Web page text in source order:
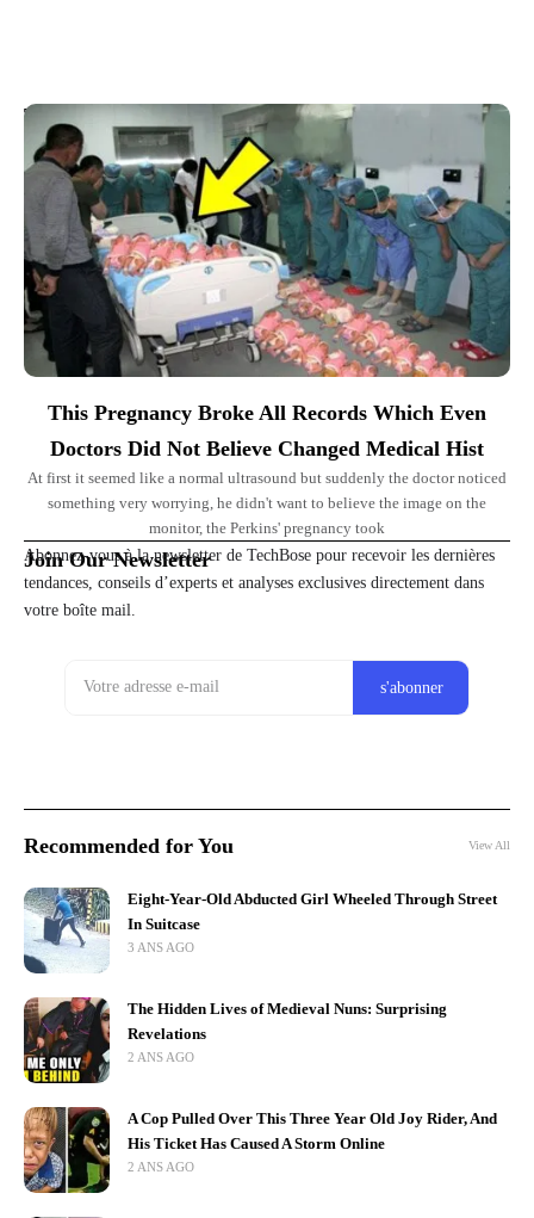
Top Picks for You
This Pregnancy Broke All Records Which Even
Doctors Did Not Believe Changed Medical Hist
At first it seemed like a normal ultrasound but suddenly the doctor noticed
something very worrying, he didn't want to believe the image on the
monitor, the Perkins' pregnancy took
Join Our Newsletter
Abonnez-vous à la newsletter de TechBose pour recevoir les dernières
tendances, conseils d’experts et analyses exclusives directement dans
votre boîte mail.
Recommended for You View All
Eight-Year-Old Abducted Girl Wheeled Through Street
In Suitcase
3 ANS AGO
The Hidden Lives of Medieval Nuns: Surprising
Revelations
2 ANS AGO
A Cop Pulled Over This Three Year Old Joy Rider, And
His Ticket Has Caused A Storm Online
2 ANS AGO